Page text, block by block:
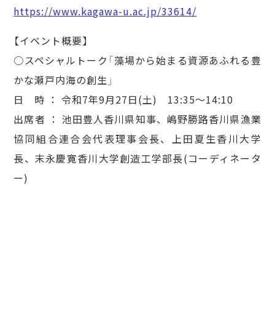
https://www.kagawa-u.ac.jp/33614/
【イベント概要】
○スペシャルトーク「藻場から始まる資源あふれる豊
かな瀬戸内海の創生」
日 時 ： 令和7年9月27日(土) 13:35～14:10
出席者 ： 池田豊人香川県知事、嶋野勝路香川県漁業
協同組合連合会代表理事会長、上田夏生香川大学
長、末永慶寛香川大学創造工学部長(コーディネータ
ー)